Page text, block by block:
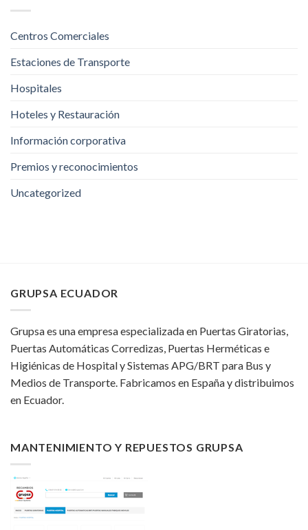
Centros Comerciales
Estaciones de Transporte
Hospitales
Hoteles y Restauración
Información corporativa
Premios y reconocimientos
Uncategorized
GRUPSA ECUADOR
Grupsa es una empresa especializada en Puertas Giratorias,
Puertas Automáticas Corredizas, Puertas Herméticas e
Higiénicas de Hospital y Sistemas APG/BRT para Bus y
Medios de Transporte. Fabricamos en España y distribuimos
en Ecuador.
MANTENIMIENTO Y REPUESTOS GRUPSA